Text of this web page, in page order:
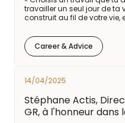
travailler un seul jour de ta
construit au fil de votre vie,
Career & Advice
14/04/2025
Stéphane Actis,
GR, à l'honneur dans